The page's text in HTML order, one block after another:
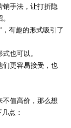
手法，让打折隐
有趣的形式吸引了
也可以。
更容易接受，也
值高价，那么想
点：